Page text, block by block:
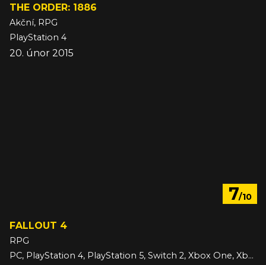
THE ORDER: 1886
Akční, RPG
PlayStation 4
20. únor 2015
7/10
FALLOUT 4
RPG
PC, PlayStation 4, PlayStation 5, Switch 2, Xbox One, Xbox Series